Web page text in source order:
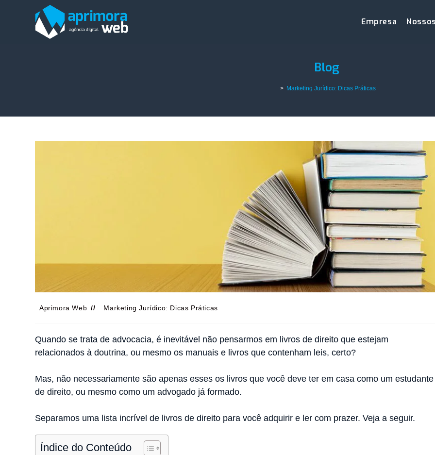
Empresa
Blog
> Marketing Jurídico: Dicas Práticas
Aprimora Web Marketing Jurídico: Dicas Práticas
Quando se trata de advocacia, é inevitável não pensarmos em livros de direito que estejam
relacionados à doutrina, ou mesmo os manuais e livros que contenham leis, certo?
Mas, não necessariamente são apenas esses os livros que você deve ter em casa como um estudante
de direito, ou mesmo como um advogado já formado.
Separamos uma lista incrível de livros de direito para você adquirir e ler com prazer. Veja a seguir.
Índice do Conteúdo